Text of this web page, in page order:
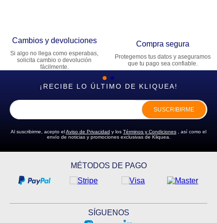
Cambios y devoluciones
Si algo no llega como esperabas,
solicita cambio o devolución
fácilmente.
Compra segura
Protegemos tus datos y aseguramos
que tu pago sea confiable.
¡RECIBE LO ÚLTIMO DE KLIQUEA!
SUSCRIBIRME
Al suscribirme, acepto elAviso de Privacidad y los Términos y Condiciones , así como el
envío de noticias y promociones exclusivas de Kliquea.
MÉTODOS DE PAGO
SÍGUENOS